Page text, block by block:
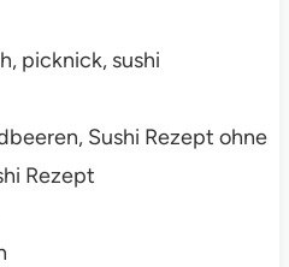
picknick, sushi
Sushi Rezept ohne
Rezept